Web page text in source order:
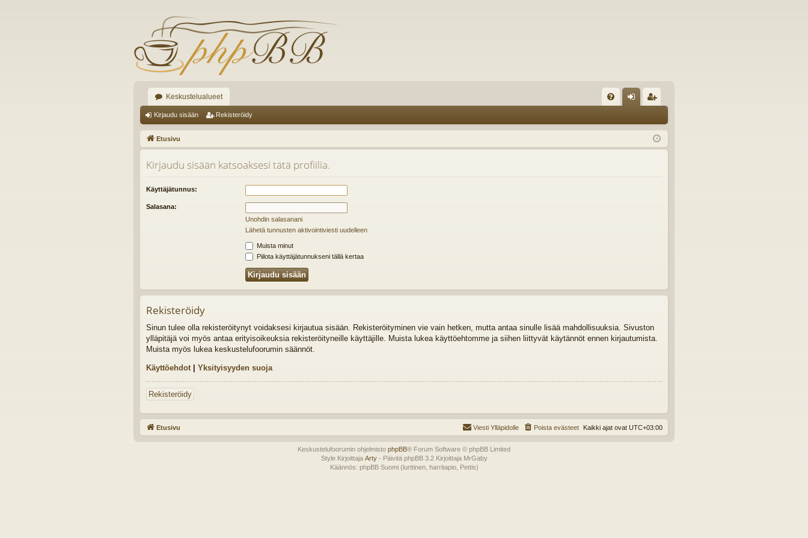
Keskustelualueet
K
K
au
du
ist
er
Kirjaudu sisään Rekisteröidy
Etusivu
Kirjaudu sisään katsoaksesi tätä profiilia.
Käyttäjätunnus:
Salasana:
Unohdin salasanani
Lähetä tunnusten aktivointiviesti uudelleen
Muista minut
Piilota käyttäjätunnukseni tällä kertaa
Rekisteröidy
Sinun tulee olla rekisteröitynyt voidaksesi kirjautua sisään. Rekisteröityminen vie vain hetken, mutta antaa sinulle lisää mahdollisuuksia. Sivuston
ylläpitäjä voi myös antaa erityisoikeuksia rekisteröityneille käyttäjille. Muista lukea käyttöehtomme ja siihen liittyvät käytännöt ennen kirjautumista.
Muista myös lukea keskustelufoorumin säännöt.
Käyttöehdot | Yksityisyyden suoja
Rekisteröidy
Etusivu Kaikki ajat ovat UTC+03:00
Poista evästeet
Viesti Ylläpidolle
Keskustelufoorumin ohjelmisto phpBB® Forum Software © phpBB Limited
Style Kirjoittaja Arty- Päivitä phpBB 3.2 Kirjoittaja MrGaby
Käännös: phpBB Suomi (lurttinen, harritapio, Pettis)